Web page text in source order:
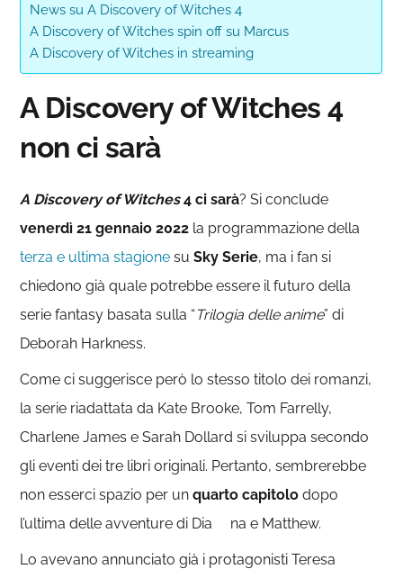
News su A Discovery of Witches 4
A Discovery of Witches spin off su Marcus
A Discovery of Witches in streaming
A Discovery of Witches 4
non ci sarà
A Discovery of Witches4 ci sarà? Si conclude
venerdì 21 gennaio 2022 la programmazione della
terza e ultima stagione suSky Serie, ma i fan si
chiedono già quale potrebbe essere il futuro della
serie fantasy basata sulla “ Trilogia delle anime” di
Deborah Harkness.
Come ci suggerisce però lo stesso titolo dei romanzi,
la serie riadattata da Kate Brooke, Tom Farrelly,
Charlene James e Sarah Dollard si sviluppa secondo
gli eventi dei tre libri originali. Pertanto, sembrerebbe
non esserci spazio per unquarto capitolo dopo
l’ultima delle avventure di Dia na e Matthew.
Lo avevano annunciato già i protagonisti Teresa